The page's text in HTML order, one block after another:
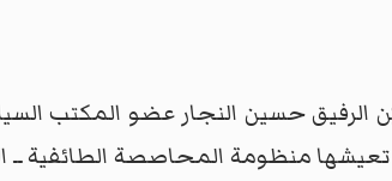
حسين النجار عضو المكتب
منظومة المحاصصة الطائفية ــ